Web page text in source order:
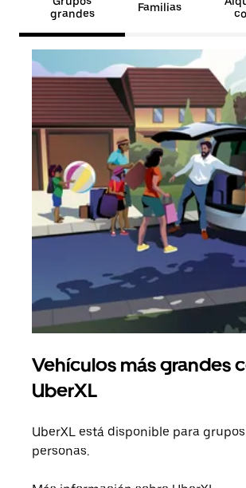
grandes
Familias
Vehículos más grandes
UberXL
UberXL está disponible para
personas.